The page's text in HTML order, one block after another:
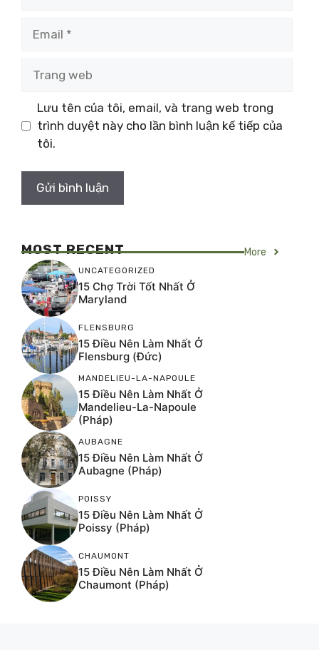
Lưu tên của tôi, email, và trang web trong
trình duyệt này cho lần bình luận kế tiếp của
tôi.
MOST RECENT More
UNCATEGORIZED
15 Chợ Trời Tốt Nhất Ở
Maryland
FLENSBURG
15 Điều Nên Làm Nhất Ở
Flensburg (Đức)
MANDELIEU-LA-NAPOULE
15 Điều Nên Làm Nhất Ở
Mandelieu-La-Napoule
(Pháp)
AUBAGNE
15 Điều Nên Làm Nhất Ở
Aubagne (Pháp)
POISSY
15 Điều Nên Làm Nhất Ở
Poissy (Pháp)
CHAUMONT
15 Điều Nên Làm Nhất Ở
Chaumont (Pháp)